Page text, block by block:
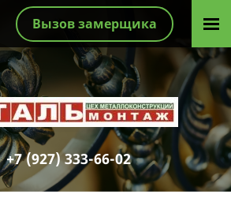
Вызов замерщика
+7 (927) 333-66-02